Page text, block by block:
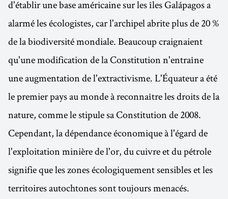
d'établir une base américaine sur les îles Galápagos a
alarmé les écologistes, car l'archipel abrite plus de 20 %
de la biodiversité mondiale. Beaucoup craignaient
qu'une modification de la Constitution n'entraîne
une augmentation de l'extractivisme. L'Équateur a été
le premier pays au monde à reconnaître les droits de la
nature, comme le stipule sa Constitution de 2008.
Cependant, la dépendance économique à l'égard de
l'exploitation minière de l'or, du cuivre et du pétrole
signifie que les zones écologiquement sensibles et les
territoires autochtones sont toujours menacés.